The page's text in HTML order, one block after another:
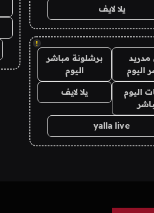
يلا لايف
!
مدريد
اليوم
برشلونة مباشر
اليوم
اليوم
يلا لايف
yalla live